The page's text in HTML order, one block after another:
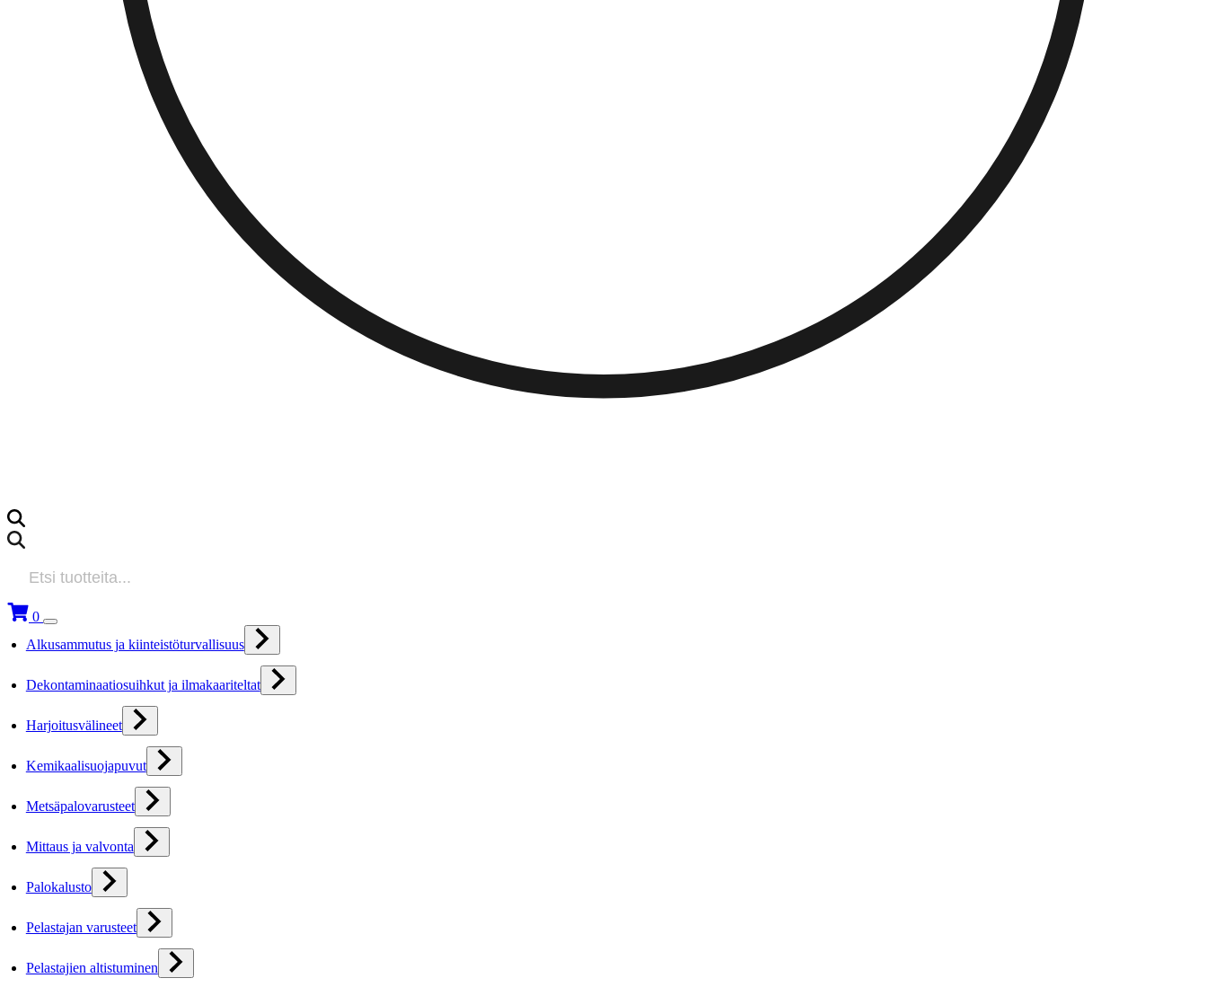
search
0
Alkusammutus ja kiinteistöturvallisuus
Dekontaminaatiosuihkut ja ilmakaariteltat
Harjoitusvälineet
Kemikaalisuojapuvut
Metsäpalovarusteet
Mittaus ja valvonta
Palokalusto
Pelastajan varusteet
Pelastajien altistuminen